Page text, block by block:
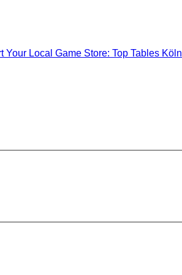
Your Local Game Store: Top Tables Köln